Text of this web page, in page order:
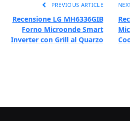
PREVIOUS ARTICLE
Recensione LG MH6336GIB
Forno Microonde Smart
Inverter con Grill al Quarzo